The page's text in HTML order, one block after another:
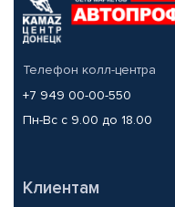
Телефон колл-центра
+7 949 00-00-550
Пн-Вс с 9.00 до 18.00
Клиентам